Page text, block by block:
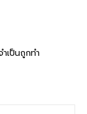
เป็นถูกทำ